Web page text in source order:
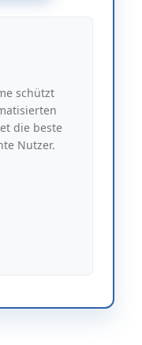
schützt
die beste
Nutzer.